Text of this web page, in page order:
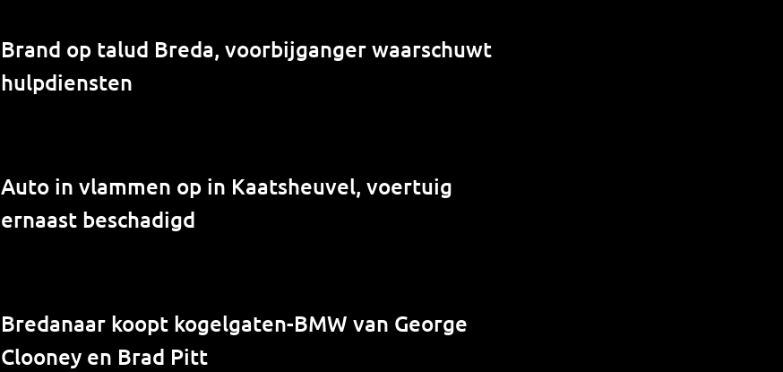
Brand op talud Breda, voorbijganger waarschuwt
hulpdiensten
Auto in vlammen op in Kaatsheuvel, voertuig
ernaast beschadigd
Bredanaar koopt kogelgaten-BMW van George
Clooney en Brad Pitt